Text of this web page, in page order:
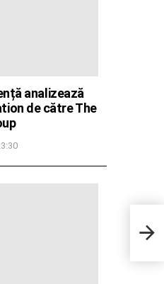
analizează
de către The